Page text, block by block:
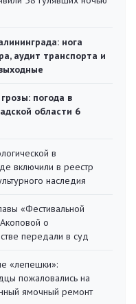
нога
аудит транспорта и
погода в
области 6
в
включили в реестр
наследия
«Фестивальной
о
передали в суд
«лепешки»:
пожаловались на
ямочный ремонт